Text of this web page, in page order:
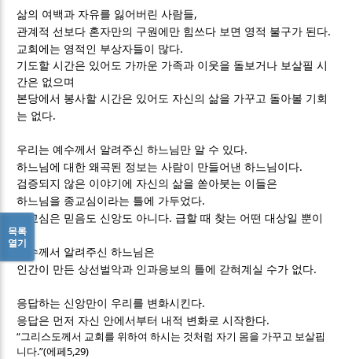
삶의 여백과 자유를 잃어버린 사람들,
관계적 선보다 혼자만의 구원에만 힘쓰다 보면 영적 불구가 된다.
교회에는 영적인 부상자들이 많다.
기도할 시간은 있어도 가까운 가족과 이웃을 돌보거나 보살필 시
간은 없으며
본당에서 봉사할 시간은 있어도 자신의 삶을 가꾸고 돌아볼 기회
는 없다.
우리는 예수께서 알려주신 하느님만 알 수 있다.
하느님에 대한 왜곡된 정보는 사람이 만들어낸 하느님이다.
검증되지 않은 이야기에 자신의 삶을 쏟아붓는 이들은
하느님을 종교심이라는 틀에 가두었다.
종교심은 믿음도 신앙도 아니다. 급할 때 찾는 어떤 대상일 뿐이
다
예수께서 알려주신 하느님은
인간이 만든 상선벌악과 인과응보의 틀에 갇혀계실 수가 없다.
응답하는 신앙만이 우리를 변화시킨다.
응답은 먼저 자신 안에서부터 내적 변화로 시작한다.
“그리스도께서 교회를 위하여 하시는 것처럼 자기 몸을 가꾸고 보살핍
니다.”(에페5,29)
목록
열기